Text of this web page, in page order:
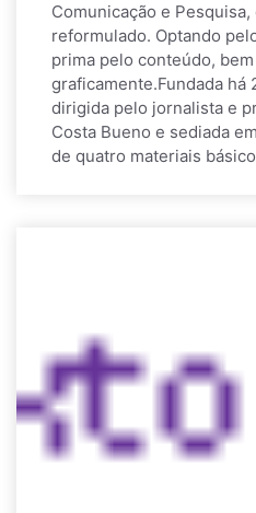
Comunicação e
reformulado. Optando
prima pelo conteúdo,
graficamente.Fundada há
dirigida pelo jornalista e
Costa Bueno e sediada
de quatro materiais